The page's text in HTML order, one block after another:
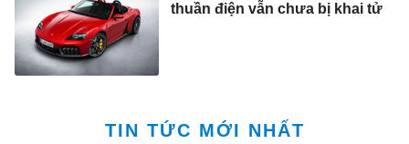
thuần điện vẫn chưa bị khai tử
TIN TỨC MỚI NHẤT